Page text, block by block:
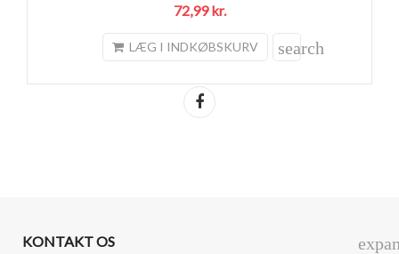
72,99 kr.
LÆG I INDKØBSKURV search
KONTAKT OS